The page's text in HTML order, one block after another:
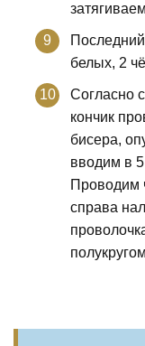
белых, 2
Согласно
кончик
бисера,
вводим в
Проводим
справа